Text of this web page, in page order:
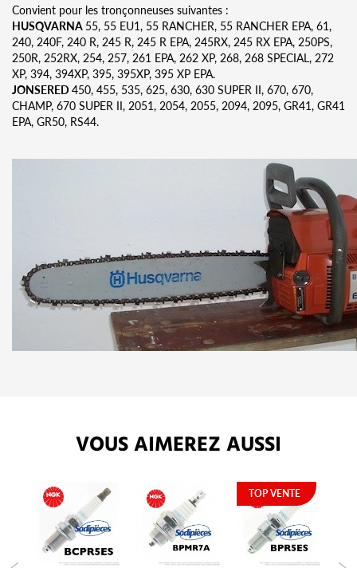
Convient pour les tronçonneuses suivantes :
HUSQVARNA 55, 55 EU1, 55 RANCHER, 55 RANCHER EPA, 61,
240, 240F, 240 R, 245 R, 245 R EPA, 245RX, 245 RX EPA, 250PS,
250R, 252RX, 254, 257, 261 EPA, 262 XP, 268, 268 SPECIAL, 272
XP, 394, 394XP, 395, 395XP, 395 XP EPA.
JONSERED 450, 455, 535, 625, 630, 630 SUPER II, 670, 670,
CHAMP, 670 SUPER II, 2051, 2054, 2055, 2094, 2095, GR41, GR41
EPA, GR50, RS44.
VOUS AIMEREZ AUSSI
TOP VENTE